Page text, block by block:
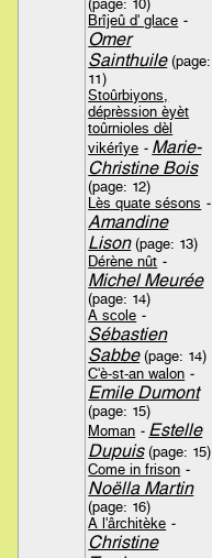
(page: 10)
Brîjeû d' glace -
Omer
Sainthuile(page:
11)
Stoûrbiyons,
déprèssion èyèt
toûrnioles dèl
vikérîye - Marie-
Christine Bois
(page: 12)
Lès quate sésons -
Amandine
Lison(page: 13)
Dérène nût -
Michel Meurée
(page: 14)
A scole -
Sébastien
Sabbe(page: 14)
C'è-st-an walon -
Emile Dumont
(page: 15)
Moman - Estelle
Dupuis(page: 15)
Come in frison -
Noëlla Martin
(page: 16)
A l'ârchitèke -
Christine